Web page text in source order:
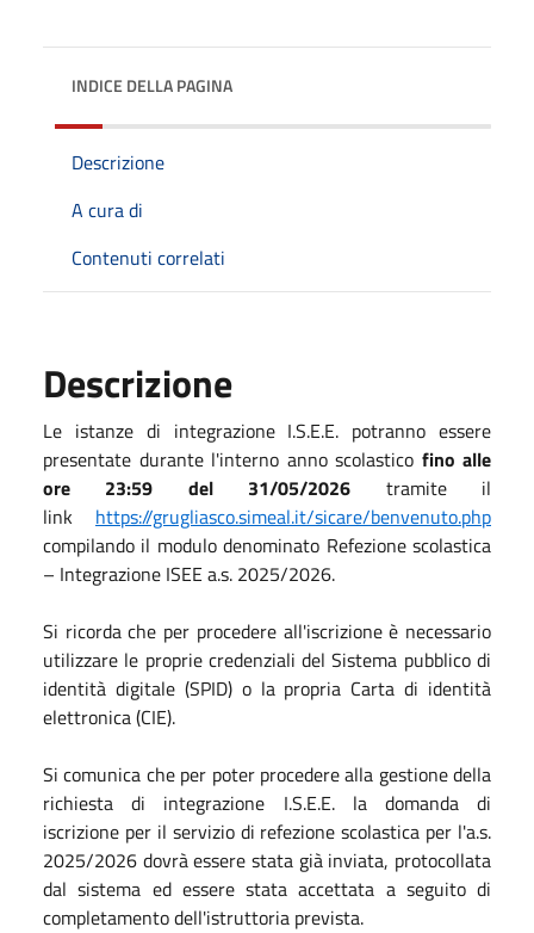
INDICE DELLA PAGINA
Descrizione
A cura di
Contenuti correlati
Descrizione
Le istanze di integrazione I.S.E.E. potranno essere
presentate durante l'interno anno scolastico fino alle
ore 23:59 del 31/05/2026 tramite il
link https://grugliasco.simeal.it/sicare/benvenuto.php
compilando il modulo denominato Refezione scolastica
– Integrazione ISEE a.s. 2025/2026.
Si ricorda che per procedere all'iscrizione è necessario
utilizzare le proprie credenziali del Sistema pubblico di
identità digitale (SPID) o la propria Carta di identità
elettronica (CIE).
Si comunica che per poter procedere alla gestione della
richiesta di integrazione I.S.E.E. la domanda di
iscrizione per il servizio di refezione scolastica per l'a.s.
2025/2026 dovrà essere stata già inviata, protocollata
dal sistema ed essere stata accettata a seguito di
completamento dell'istruttoria prevista.